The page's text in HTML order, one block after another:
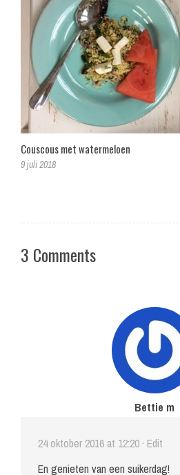
Couscous met watermeloen
9 juli 2018
3 Comments
Bettie m
24 oktober 2016 at 12:20 · Edit
En genieten van een suikerdag!